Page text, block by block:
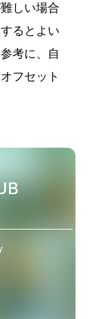
しい場合
るとよい
考に、自
フセット